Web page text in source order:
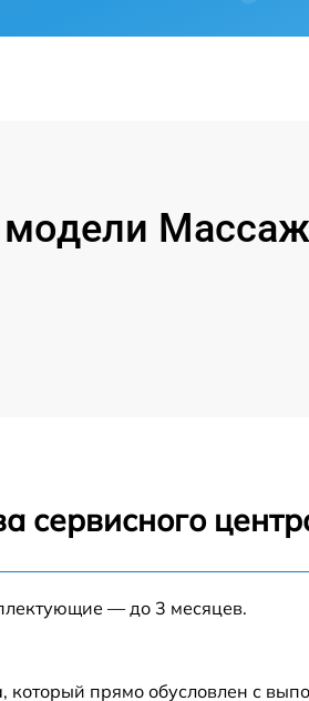
сервисного
— до 3 месяцев.
который прямо обусловлен с